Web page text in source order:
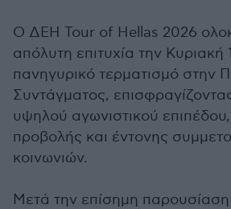
Ο ΔΕΗ Tour of Hellas 2026
απόλυτη επιτυχία την
πανηγυρικό τερματισμό στην
Συντάγματος,
υψηλού αγωνιστικού
προβολής και έντονης
κοινωνιών.
Μετά την επίσημη